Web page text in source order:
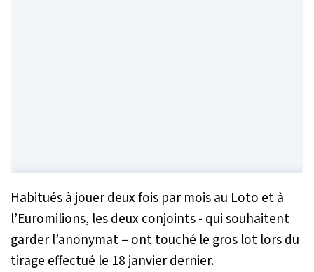
Habitués à jouer deux fois par mois au Loto et à
l’Euromilions, les deux conjoints - qui souhaitent
garder l’anonymat – ont touché le gros lot lors du
tirage effectué le 18 janvier dernier.